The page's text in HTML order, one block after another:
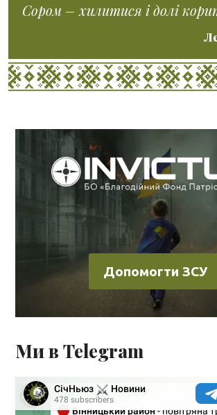
Сором – хилитися і долі
Допомогти ЗСУ
Ми в Telegram